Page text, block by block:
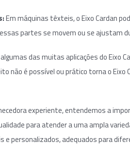
Em máquinas têxteis, o Eixo Cardan
partes se movem ou se ajustam
das muitas aplicações do Eixo
não é possível ou prático torna o
experiente, entendemos a
para atender a uma ampla
e personalizados, adequados para